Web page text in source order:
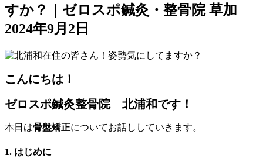
すか？｜ゼロスポ鍼灸・整骨院 草加
2024年9月2日
こんにちは！
ゼロスポ鍼灸整骨院 北浦和です！
本日は骨盤矯正についてお話ししていきます。
1. はじめに